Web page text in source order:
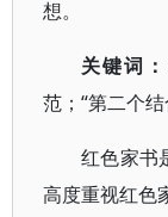
想。
关键词：
范； “第二个结
红色家书
高度重视红色